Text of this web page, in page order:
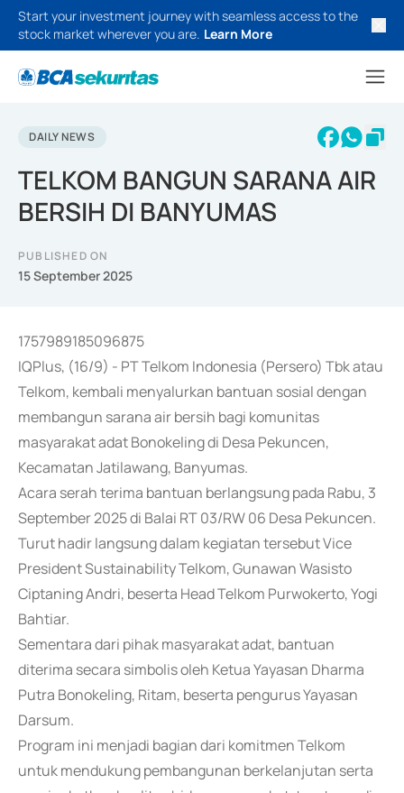
Start your investment journey with seamless access to the
stock market wherever you are. Learn More
DAILY NEWS
TELKOM BANGUN SARANA AIR
BERSIH DI BANYUMAS
PUBLISHED ON
15 September 2025
1757989185096875
IQPlus, (16/9) - PT Telkom Indonesia (Persero) Tbk atau
Telkom, kembali menyalurkan bantuan sosial dengan
membangun sarana air bersih bagi komunitas
masyarakat adat Bonokeling di Desa Pekuncen,
Kecamatan Jatilawang, Banyumas.
Acara serah terima bantuan berlangsung pada Rabu, 3
September 2025 di Balai RT 03/RW 06 Desa Pekuncen.
Turut hadir langsung dalam kegiatan tersebut Vice
President Sustainability Telkom, Gunawan Wasisto
Ciptaning Andri, beserta Head Telkom Purwokerto, Yogi
Bahtiar.
Sementara dari pihak masyarakat adat, bantuan
diterima secara simbolis oleh Ketua Yayasan Dharma
Putra Bonokeling, Ritam, beserta pengurus Yayasan
Darsum.
Program ini menjadi bagian dari komitmen Telkom
untuk mendukung pembangunan berkelanjutan serta